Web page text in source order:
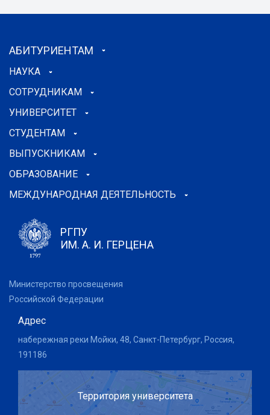
АБИТУРИЕНТАМ
НАУКА
СОТРУДНИКАМ
УНИВЕРСИТЕТ
СТУДЕНТАМ
ВЫПУСКНИКАМ
ОБРАЗОВАНИЕ
МЕЖДУНАРОДНАЯ ДЕЯТЕЛЬНОСТЬ
РГПУ
ИМ. А. И. ГЕРЦЕНА
Министерство просвещения
Российской Федерации
Адрес
набережная реки Мойки, 48, Санкт-Петербург, Россия,
191186
Территория университета